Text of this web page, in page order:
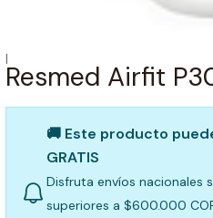
|
Resmed Airfit
🚚 Este producto
GRATIS
Disfruta envíos nacionales
superiores a $600.000